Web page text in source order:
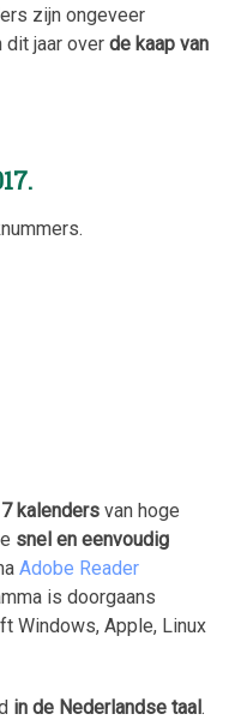
zijn ongeveer
dit jaar over de kaap van
.
kalenders van hoge
snel en eenvoudig
Adobe Reader
is doorgaans
Windows, Apple, Linux
in de Nederlandse taal.